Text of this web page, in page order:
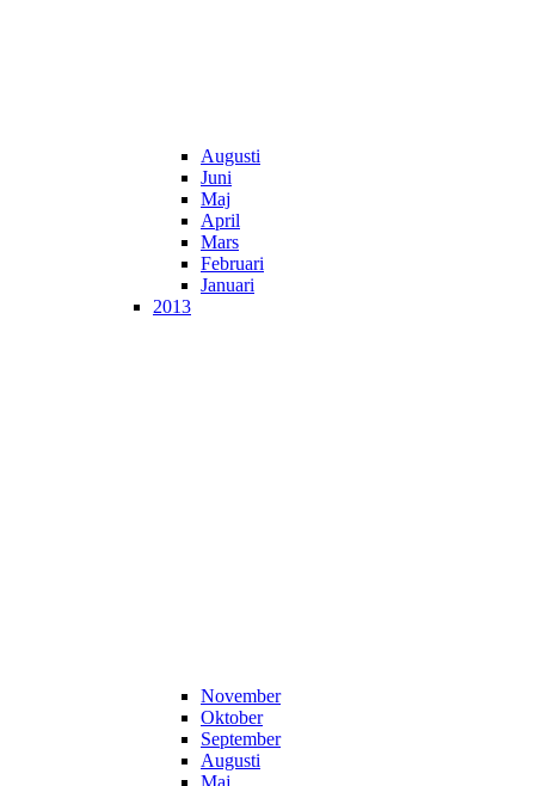
Augusti
Juni
Maj
April
Mars
Februari
Januari
2013
November
Oktober
September
Augusti
Maj